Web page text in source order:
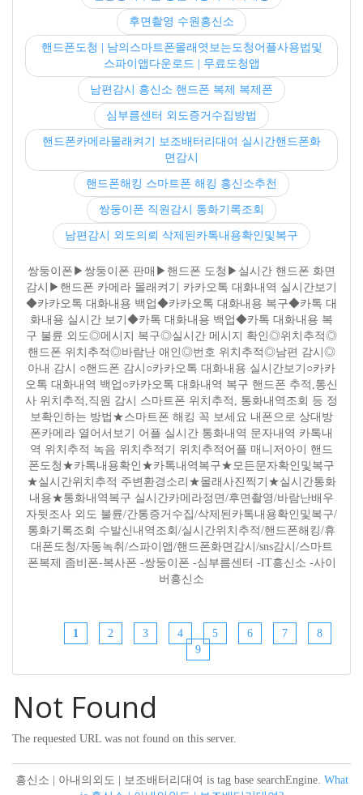
후면촬영 수원흥신소
핸드폰도청 | 남의스마트폰몰래엿보는도청어플사용법및
스파이앱다운로드 | 무료도청앱
남편감시 흥신소 핸드폰 복제 복제폰
심부름센터 외도증거수집방법
핸드폰카메라몰래켜기 보조배터리대여 실시간핸드폰화
면감시
핸드폰해킹 스마트폰 해킹 흥신소추천
쌍둥이폰 직원감시 통화기록조회
남편감시 외도의뢰 삭제된카톡내용확인및복구
쌍둥이폰▶쌍둥이폰 판매▶핸드폰 도청▶실시간 핸드폰 화면
감시▶핸드폰 카메라 몰래켜기 카카오톡 대화내역 실시간보기
◆카카오톡 대화내용 백업◆카카오톡 대화내용 복구◆카톡 대
화내용 실시간 보기◆카톡 대화내용 백업◆카톡 대화내용 복
구 불륜 외도◎메시지 복구◎실시간 메시지 확인◎위치추적◎
핸드폰 위치추적◎바람난 애인◎번호 위치추적◎남편 감시◎
아내 감시 ○핸드폰 감시○카카오톡 대화내용 실시간보기○카카
오톡 대화내역 백업○카카오톡 대화내역 복구 핸드폰 추적,통신
사 위치추적,직원 감시 스마트폰 위치추적, 통화내역조회 등 정
보확인하는 방법★스마트폰 해킹 꼭 보세요 내폰으로 상대방
폰카메라 열어서보기 어플 실시간 통화내역 문자내역 카톡내
역 위치추적 녹음 위치추적기 위치추적어플 매니저아이 핸드
폰도청★카톡내용확인★카톡내역복구★모든문자확인및복구
★실시간위치추적 주변환경소리★몰래사진찍기★실시간통화
내용★통화내역복구 실시간카메라정면/후면촬영/바람난배우
자뒷조사 외도 불륜/간통증거수집/삭제된카톡내용확인및복구/
통화기록조회 수발신내역조회/실시간위치추적/핸드폰해킹/휴
대폰도청/자동녹취/스파이앱/핸드폰화면감시/sns감시/스마트
폰복제 좀비폰-복사폰 -쌍둥이폰 -심부름센터 -IT흥신소 -사이
버흥신소
1 2 3 4 5 6 7
8
9
Not Found
The requested URL was not found on this server.
흥신소 | 아내의외도 | 보조배터리대여 is tag base searchEngine. What